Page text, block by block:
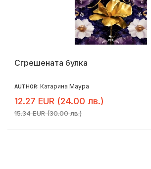
Сгрешената булка
AUTHOR: Катарина Маура
12.27 EUR (24.00 лв.)
15.34 EUR (30.00 лв.)